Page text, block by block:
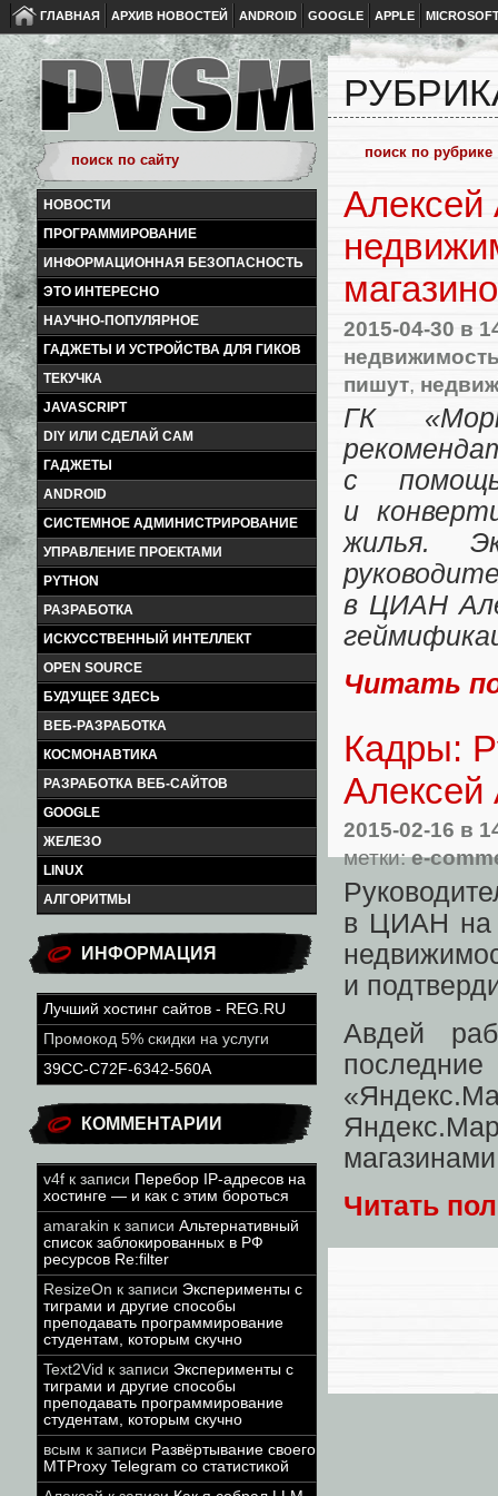
ГЛАВНАЯ АРХИВ НОВОСТЕЙ ANDROID GOOGLE APPLE
НОВОСТИ
ПРОГРАММИРОВАНИЕ
ИНФОРМАЦИОННАЯ БЕЗОПАСНОСТЬ
ЭТО ИНТЕРЕСНО
НАУЧНО-ПОПУЛЯРНОЕ
ГАДЖЕТЫ И УСТРОЙСТВА ДЛЯ ГИКОВ
ТЕКУЧКА
JAVASCRIPT
DIY ИЛИ СДЕЛАЙ САМ
ГАДЖЕТЫ
ANDROID
СИСТЕМНОЕ АДМИНИСТРИРОВАНИЕ
УПРАВЛЕНИЕ ПРОЕКТАМИ
PYTHON
РАЗРАБОТКА
ИСКУССТВЕННЫЙ ИНТЕЛЛЕКТ
OPEN SOURCE
БУДУЩЕЕ ЗДЕСЬ
ВЕБ-РАЗРАБОТКА
КОСМОНАВТИКА
РАЗРАБОТКА ВЕБ-САЙТОВ
GOOGLE
ЖЕЛЕЗО
LINUX
АЛГОРИТМЫ
ИНФОРМАЦИЯ
Лучший хостинг сайтов - REG.RU
Промокод 5% скидки на услуги
39CC-C72F-6342-560A
КОММЕНТАРИИ
v4f к записи Перебор IP-адресов на
хостинге — и как с этим бороться
amarakin к записи Альтернативный
список заблокированных в РФ
ресурсов Re:filter
ResizeOn к записи Эксперименты с
тиграми и другие способы
преподавать программирование
студентам, которым скучно
Text2Vid к записи Эксперименты с
тиграми и другие способы
преподавать программирование
студентам, которым скучно
всым к записи Развёртывание своего
MTProxy Telegram со статистикой
2015-04-30 в
пишут,
ГК
с
и
жилья.
в ЦИАН
Читать
Кадры:
2015-02-16 в
метки:e-
в ЦИАН на
и
Авдей
«
магазинами
Читать